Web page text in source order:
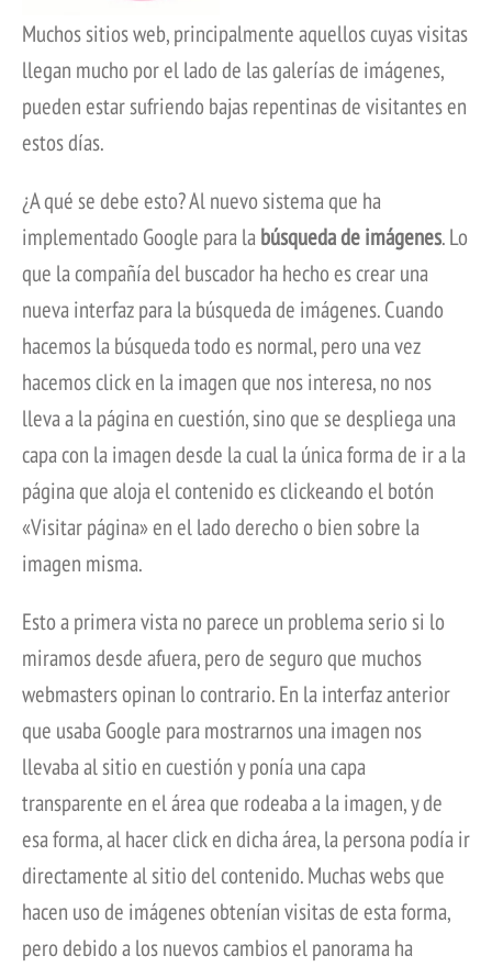
Muchos sitios web, principalmente aquellos cuyas visitas
llegan mucho por el lado de las galerías de imágenes,
pueden estar sufriendo bajas repentinas de visitantes en
estos días.
¿A qué se debe esto? Al nuevo sistema que ha
implementado Google para labúsqueda de imágenes. Lo
que la compañía del buscador ha hecho es crear una
nueva interfaz para la búsqueda de imágenes. Cuando
hacemos la búsqueda todo es normal, pero una vez
hacemos click en la imagen que nos interesa, no nos
lleva a la página en cuestión, sino que se despliega una
capa con la imagen desde la cual la única forma de ir a la
página que aloja el contenido es clickeando el botón
«Visitar página» en el lado derecho o bien sobre la
imagen misma.
Esto a primera vista no parece un problema serio si lo
miramos desde afuera, pero de seguro que muchos
webmasters opinan lo contrario. En la interfaz anterior
que usaba Google para mostrarnos una imagen nos
llevaba al sitio en cuestión y ponía una capa
transparente en el área que rodeaba a la imagen, y de
esa forma, al hacer click en dicha área, la persona podía ir
directamente al sitio del contenido. Muchas webs que
hacen uso de imágenes obtenían visitas de esta forma,
pero debido a los nuevos cambios el panorama ha